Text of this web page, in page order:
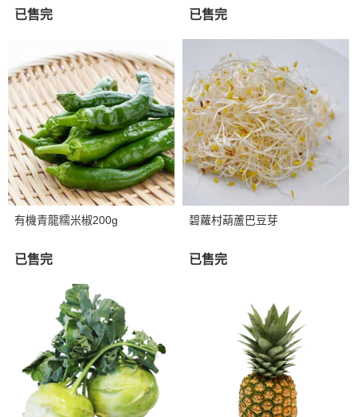
已售完 已售完
有機青龍糯米椒200g
已售完
碧蘿村葫蘆巴豆芽
已售完